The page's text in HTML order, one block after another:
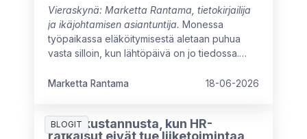
Vieraskynä: Marketta Rantama, tietokirjailija
ja ikäjohtamisen asiantuntija. Monessa
työpaikassa eläköitymisestä aletaan puhua
vasta silloin, kun lähtöpäivä on jo tiedossa.
kokeneen työntekijän osaamista
Marketta Rantama 18-06-2026
BLOGIT
7 piilokustannusta, kun HR-
ratkaisut eivät tue liiketoimintaa